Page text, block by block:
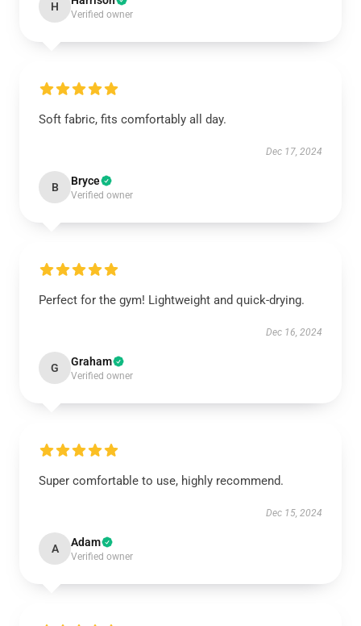
H
Verified owner
Soft fabric, fits comfortably all day.
Dec 17, 2024
B Bryce
Verified owner
Perfect for the gym! Lightweight and quick-drying.
Dec 16, 2024
G Graham
Verified owner
Super comfortable to use, highly recommend.
Dec 15, 2024
A Adam
Verified owner